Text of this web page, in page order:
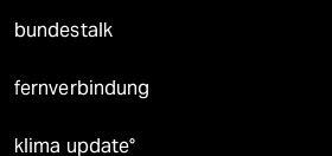
bundestalk
fernverbindung
klima update°